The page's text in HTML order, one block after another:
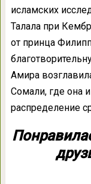
исламских
Талала при
от принца
Амира
Сомали, где она
распределение